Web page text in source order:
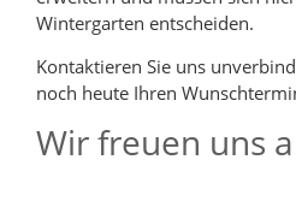
Wintergarten entscheiden.
Kontaktieren Sie uns
noch heute Ihren
Wir freuen uns